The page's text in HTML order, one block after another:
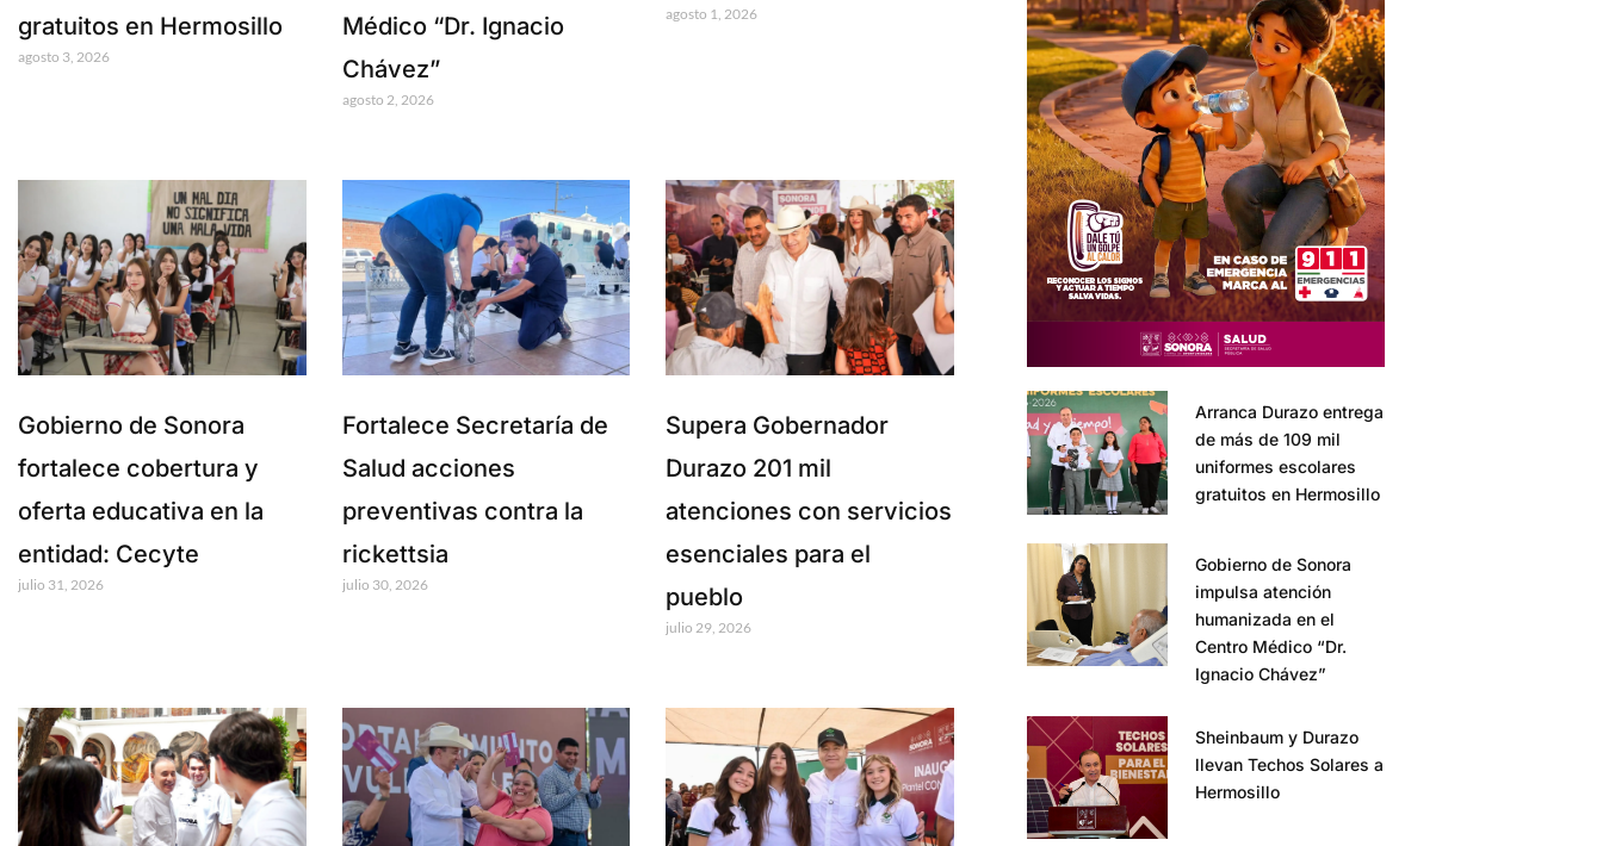
gratuitos en Hermosillo
agosto 3, 2026
Médico “Dr. Ignacio
Chávez”
agosto 2, 2026
agosto 1, 2026
Gobierno de Sonora
fortalece cobertura y
oferta educativa en la
entidad: Cecyte
julio 31, 2026
Fortalece Secretaría de
Salud acciones
preventivas contra la
rickettsia
julio 30, 2026
Supera Gobernador
Durazo 201 mil
atenciones con servicios
esenciales para el
pueblo
julio 29, 2026
Arranca Durazo entrega
de más de 109 mil
uniformes escolares
gratuitos en Hermosillo
Gobierno de Sonora
impulsa atención
humanizada en el
Centro Médico “Dr.
Ignacio Chávez”
Sheinbaum y Durazo
llevan Techos Solares a
Hermosillo